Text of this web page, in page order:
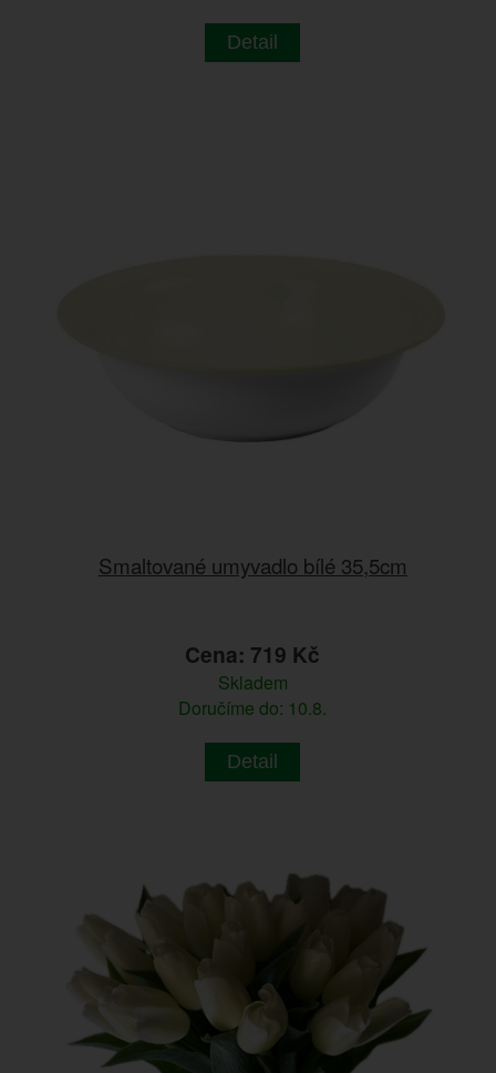
Detail
Smaltované umyvadlo bílé 35,5cm
Cena: 719 Kč
Skladem
Doručíme do: 10.8.
Detail